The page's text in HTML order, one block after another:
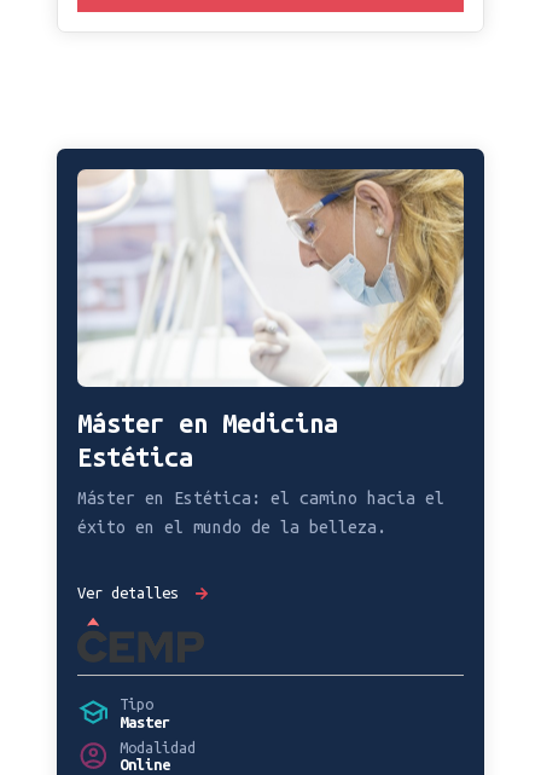
Máster en Medicina
Estética
Máster en Estética: el camino hacia el
éxito en el mundo de la belleza.
Ver detalles
Tipo
Master
Modalidad
Online